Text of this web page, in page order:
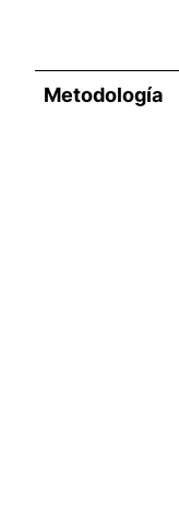
Metodología